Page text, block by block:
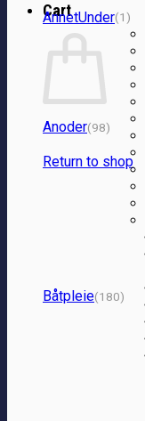
Cart
Return to shop
AnnetUnder(1)
Anoder(98)
Båtpleie(180)